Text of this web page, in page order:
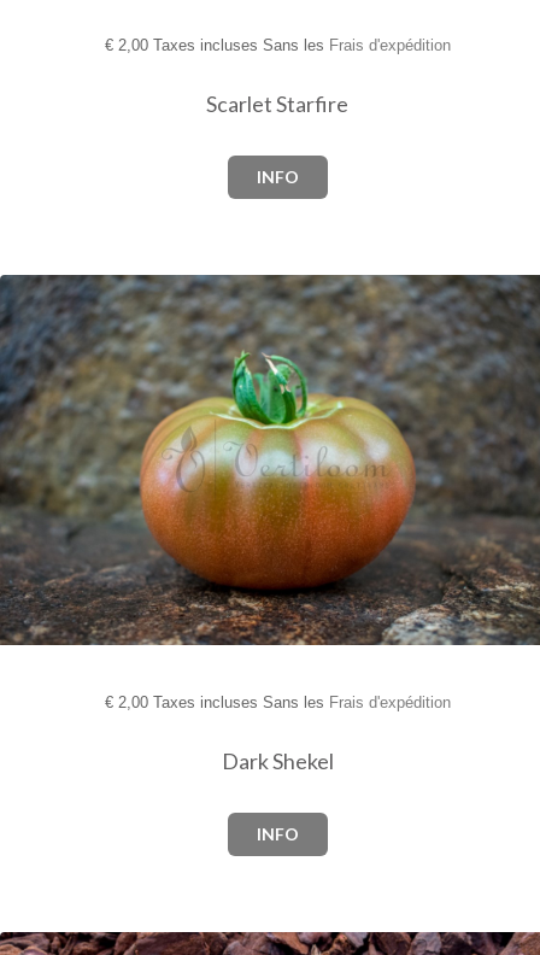
€2,00 Taxes incluses Sans les Frais d'expédition
Scarlet Starfire
INFO
€2,00 Taxes incluses Sans les Frais d'expédition
Dark Shekel
INFO